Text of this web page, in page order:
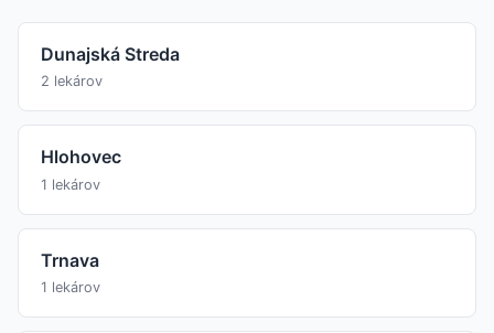
Dunajská Streda
2 lekárov
Hlohovec
1 lekárov
Trnava
1 lekárov